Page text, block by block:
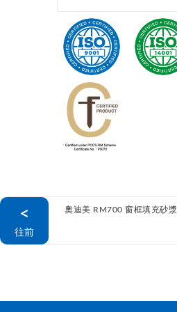
<
往前
奧迪美 RM700 窗框填充砂漿